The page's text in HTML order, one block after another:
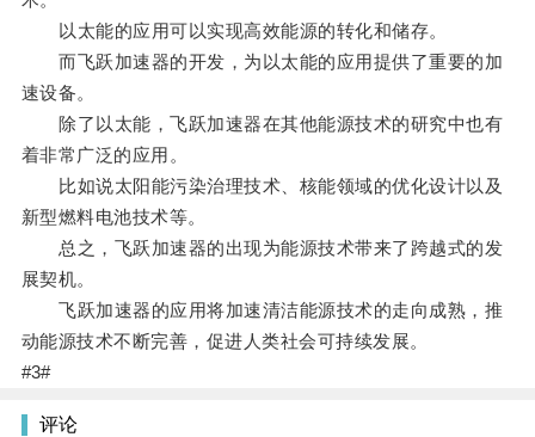
以太能的应用可以实现高效能源的转化和储存。
而飞跃加速器的开发，为以太能的应用提供了重要的加
速设备。
除了以太能，飞跃加速器在其他能源技术的研究中也有
着非常广泛的应用。
比如说太阳能污染治理技术、核能领域的优化设计以及
新型燃料电池技术等。
总之，飞跃加速器的出现为能源技术带来了跨越式的发
展契机。
飞跃加速器的应用将加速清洁能源技术的走向成熟，推
动能源技术不断完善，促进人类社会可持续发展。
#3#
评论